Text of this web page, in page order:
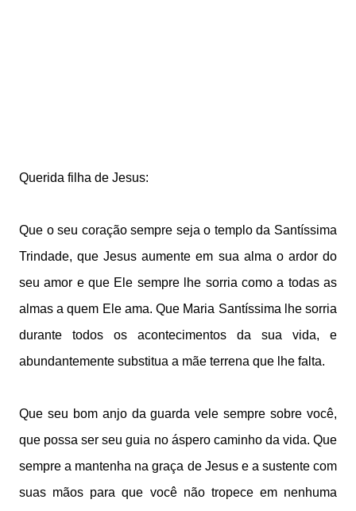
Querida filha de Jesus:
Que o seu coração sempre seja o templo da Santíssima
Trindade, que Jesus aumente em sua alma o ardor do
seu amor e que Ele sempre lhe sorria como a todas as
almas a quem Ele ama. Que Maria Santíssima lhe sorria
durante todos os acontecimentos da sua vida, e
abundantemente substitua a mãe terrena que lhe falta.
Que seu bom anjo da guarda vele sempre sobre você,
que possa ser seu guia no áspero caminho da vida. Que
sempre a mantenha na graça de Jesus e a sustente com
suas mãos para que você não tropece em nenhuma